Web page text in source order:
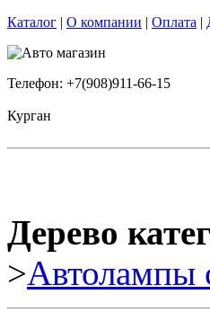
Каталог | О компании | Оплата |
Телефон: +7(908)911-66-15
Курган
Дерево
>Автолампы